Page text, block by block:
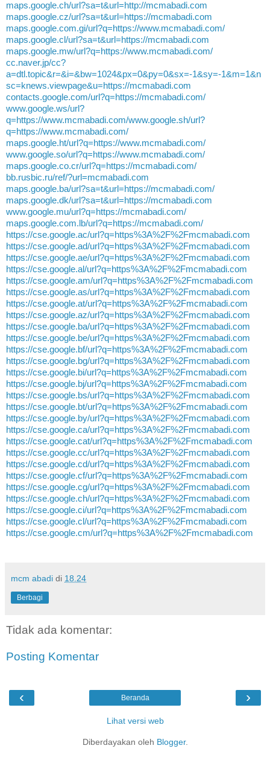
maps.google.ch/url?sa=t&url=http://mcmabadi.com
maps.google.cz/url?sa=t&url=https://mcmabadi.com
maps.google.com.gi/url?q=https://www.mcmabadi.com/
maps.google.cl/url?sa=t&url=https://mcmabadi.com
maps.google.mw/url?q=https://www.mcmabadi.com/
cc.naver.jp/cc?
a=dtl.topic&r=&i=&bw=1024&px=0&py=0&sx=-1&sy=-1&m=1&n
sc=knews.viewpage&u=https://mcmabadi.com
contacts.google.com/url?q=https://mcmabadi.com/
www.google.ws/url?
q=https://www.mcmabadi.com/www.google.sh/url?
q=https://www.mcmabadi.com/
maps.google.ht/url?q=https://www.mcmabadi.com/
www.google.so/url?q=https://www.mcmabadi.com/
maps.google.co.cr/url?q=https://mcmabadi.com/
bb.rusbic.ru/ref/?url=mcmabadi.com
maps.google.ba/url?sa=t&url=https://mcmabadi.com/
maps.google.dk/url?sa=t&url=https://mcmabadi.com
www.google.mu/url?q=https://mcmabadi.com/
maps.google.com.lb/url?q=https://mcmabadi.com/
https://cse.google.ac/url?q=https%3A%2F%2Fmcmabadi.com
https://cse.google.ad/url?q=https%3A%2F%2Fmcmabadi.com
https://cse.google.ae/url?q=https%3A%2F%2Fmcmabadi.com
https://cse.google.al/url?q=https%3A%2F%2Fmcmabadi.com
https://cse.google.am/url?q=https%3A%2F%2Fmcmabadi.com
https://cse.google.as/url?q=https%3A%2F%2Fmcmabadi.com
https://cse.google.at/url?q=https%3A%2F%2Fmcmabadi.com
https://cse.google.az/url?q=https%3A%2F%2Fmcmabadi.com
https://cse.google.ba/url?q=https%3A%2F%2Fmcmabadi.com
https://cse.google.be/url?q=https%3A%2F%2Fmcmabadi.com
https://cse.google.bf/url?q=https%3A%2F%2Fmcmabadi.com
https://cse.google.bg/url?q=https%3A%2F%2Fmcmabadi.com
https://cse.google.bi/url?q=https%3A%2F%2Fmcmabadi.com
https://cse.google.bj/url?q=https%3A%2F%2Fmcmabadi.com
https://cse.google.bs/url?q=https%3A%2F%2Fmcmabadi.com
https://cse.google.bt/url?q=https%3A%2F%2Fmcmabadi.com
https://cse.google.by/url?q=https%3A%2F%2Fmcmabadi.com
https://cse.google.ca/url?q=https%3A%2F%2Fmcmabadi.com
https://cse.google.cat/url?q=https%3A%2F%2Fmcmabadi.com
https://cse.google.cc/url?q=https%3A%2F%2Fmcmabadi.com
https://cse.google.cd/url?q=https%3A%2F%2Fmcmabadi.com
https://cse.google.cf/url?q=https%3A%2F%2Fmcmabadi.com
https://cse.google.cg/url?q=https%3A%2F%2Fmcmabadi.com
https://cse.google.ch/url?q=https%3A%2F%2Fmcmabadi.com
https://cse.google.ci/url?q=https%3A%2F%2Fmcmabadi.com
https://cse.google.cl/url?q=https%3A%2F%2Fmcmabadi.com
https://cse.google.cm/url?q=https%3A%2F%2Fmcmabadi.com
mcm abadi di 18.24
Berbagi
Tidak ada komentar:
Posting Komentar
‹ ›
Beranda
Lihat versi web
Diberdayakan oleh Blogger.